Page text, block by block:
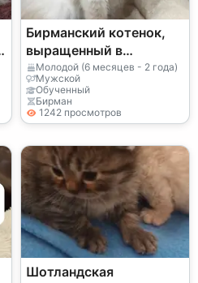
Бирманский котенок,
выращенный в
помещении, с очень
уравновешенным
темпераментом.
Молодой (6 месяцев - 2 года)
Мужской
Обученный
Бирман
1242 просмотров
Шотландская